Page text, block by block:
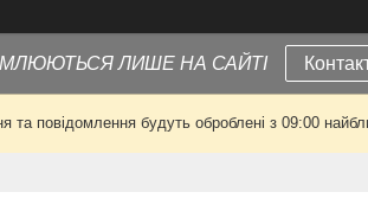
ЛИШЕ НА САЙТІ
та повідомлення будуть оброблені з 09:00